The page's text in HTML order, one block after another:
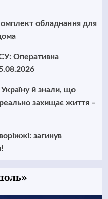
обладнання для
Оперативна
й знали, що
захищає життя –
загинув